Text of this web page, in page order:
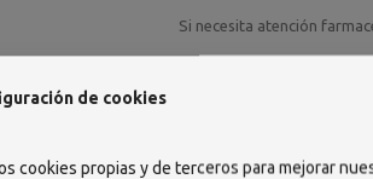
Si necesita atención
webde cookies
cookies propias y de terceros para mejorar